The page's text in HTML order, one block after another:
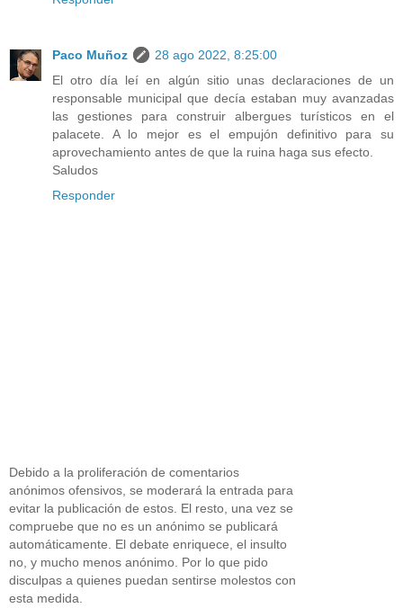
Paco Muñoz
28 ago 2022, 8:25:00
El otro día leí en algún sitio unas declaraciones de un
responsable municipal que decía estaban muy avanzadas
las gestiones para construir albergues turísticos en el
palacete. A lo mejor es el empujón definitivo para su
aprovechamiento antes de que la ruina haga sus efecto.
Saludos
Responder
Debido a la proliferación de comentarios
anónimos ofensivos, se moderará la entrada para
evitar la publicación de estos. El resto, una vez se
compruebe que no es un anónimo se publicará
automáticamente. El debate enriquece, el insulto
no, y mucho menos anónimo. Por lo que pido
disculpas a quienes puedan sentirse molestos con
esta medida.